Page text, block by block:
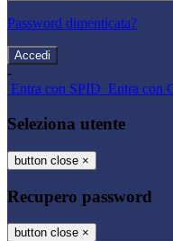
Password dimenticata?
-
Entra con SPID Entra con
Seleziona utente
button close ×
Recupero password
button close ×